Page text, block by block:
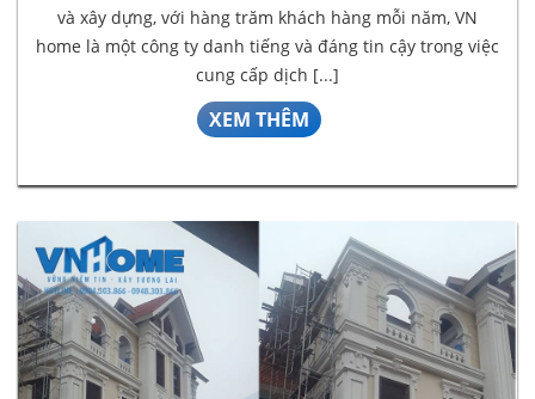
và xây dựng, với hàng trăm khách hàng mỗi năm, VN
home là một công ty danh tiếng và đáng tin cậy trong việc
cung cấp dịch [...]
XEM THÊM